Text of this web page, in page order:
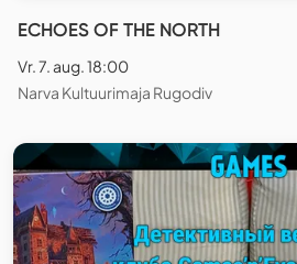
ECHOES OF THE NORTH
Vr. 7. aug. 18:00
Narva Kultuurimaja Rugodiv